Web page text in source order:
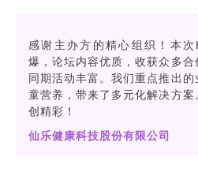
感谢主办方的精心组织！本
爆，论坛内容优质，收获众多合
同期活动丰富。我们重点推出
童营养，带来了多元化解决方
创精彩！
仙乐健康科技股份有限公司